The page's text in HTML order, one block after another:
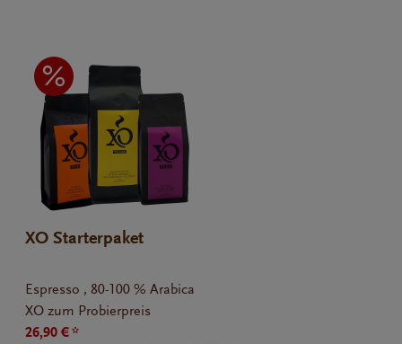
XO Starterpaket
Espresso , 80-100 % Arabica
XO zum Probierpreis
26,90 € *